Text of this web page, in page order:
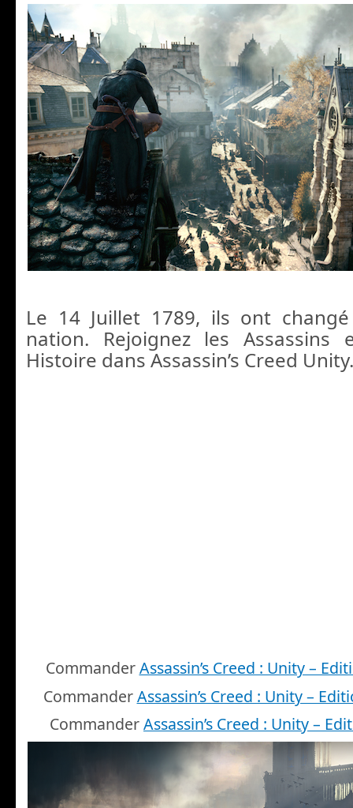
Le 14 Juillet 1789, ils ont
nation. Rejoignez les Assassins
Histoire dans Assassin’s Creed Unity.
CommanderAssassin’s Creed : Unity –
CommanderAssassin’s Creed : Unity –
CommanderAssassin’s Creed : Unity –